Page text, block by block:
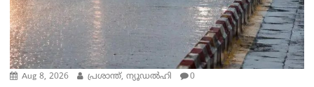
Aug 8, 2026 പ്രശാന്ത്, ന്യൂഡല്‍ഹി 0